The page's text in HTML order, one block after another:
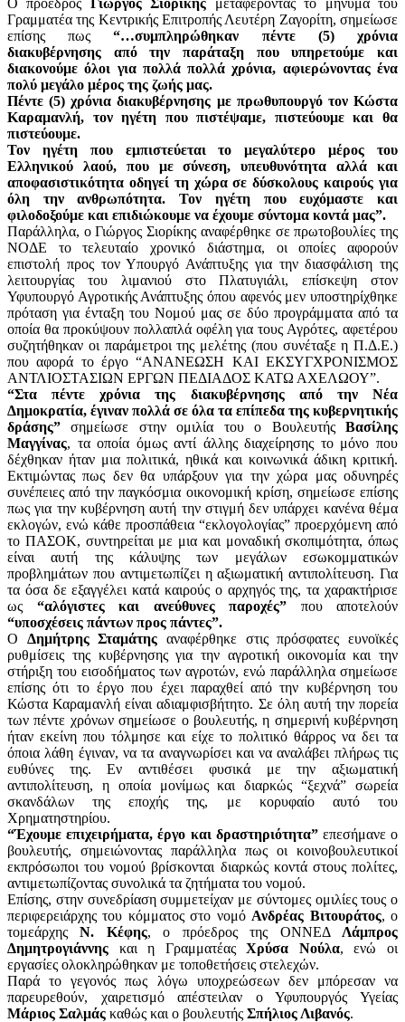
Γραμματέα της Κεντρικής Επιτροπής Λευτέρη Ζαγορίτη, σημείωσε
επίσης πως“…συμπληρώθηκαν πέντε (5) χρόνια
διακυβέρνησης από την παράταξη που υπηρετούμε και
διακονούμε όλοι για πολλά πολλά χρόνια, αφιερώνοντας ένα
πολύ μεγάλο μέρος της ζωής μας.
Πέντε (5) χρόνια διακυβέρνησης με πρωθυπουργό τον Κώστα
Καραμανλή, τον ηγέτη που πιστέψαμε, πιστεύουμε και θα
πιστεύουμε.
Τον ηγέτη που εμπιστεύεται το μεγαλύτερο μέρος του
Ελληνικού λαού, που με σύνεση, υπευθυνότητα αλλά και
αποφασιστικότητα οδηγεί τη χώρα σε δύσκολους καιρούς για
όλη την ανθρωπότητα. Τον ηγέτη που ευχόμαστε και
φιλοδοξούμε και επιδιώκουμε να έχουμε σύντομα κοντά μας”.
Παράλληλα, ο Γιώργος Σιορίκης αναφέρθηκε σε πρωτοβουλίες της
ΝΟΔΕ το τελευταίο χρονικό διάστημα, οι οποίες αφορούν
επιστολή προς τον Υπουργό Ανάπτυξης για την διασφάλιση της
λειτουργίας του λιμανιού στο Πλατυγιάλι, επίσκεψη στον
Υφυπουργό Αγροτικής Ανάπτυξης όπου αφενός μεν υποστηρίχθηκε
πρόταση για ένταξη του Νομού μας σε δύο προγράμματα από τα
οποία θα προκύψουν πολλαπλά οφέλη για τους Αγρότες, αφετέρου
συζητήθηκαν οι παράμετροι της μελέτης (που συνέταξε η Π.Δ.Ε.)
που αφορά το έργο “ΑΝΑΝΕΩΣΗ ΚΑΙ ΕΚΣΥΓΧΡΟΝΙΣΜΟΣ
ΑΝΤΛΙΟΣΤΑΣΙΩΝ ΕΡΓΩΝ ΠΕΔΙΑΔΟΣ ΚΑΤΩ ΑΧΕΛΩΟΥ”.
“Στα πέντε χρόνια της διακυβέρνησης από την Νέα
Δημοκρατία, έγιναν πολλά σε όλα τα επίπεδα της κυβερνητικής
δράσης” σημείωσε στην ομιλία του ο Βουλευτής Βασίλης
Μαγγίνας, τα οποία όμως αντί άλλης διαχείρησης το μόνο που
δέχθηκαν ήταν μια πολιτικά, ηθικά και κοινωνικά άδικη κριτική.
Εκτιμώντας πως δεν θα υπάρξουν για την χώρα μας οδυνηρές
συνέπειες από την παγκόσμια οικονομική κρίση, σημείωσε επίσης
πως για την κυβέρνηση αυτή την στιγμή δεν υπάρχει κανένα θέμα
εκλογών, ενώ κάθε προσπάθεια “εκλογολογίας” προερχόμενη από
το ΠΑΣΟΚ, συντηρείται με μια και μοναδική σκοπιμότητα, όπως
είναι αυτή της κάλυψης των μεγάλων εσωκομματικών
προβλημάτων που αντιμετωπίζει η αξιωματική αντιπολίτευση. Για
τα όσα δε εξαγγέλει κατά καιρούς ο αρχηγός της, τα χαρακτήρισε
ως “αλόγιστες και ανεύθυνες παροχές” που αποτελούν
“υποσχέσεις πάντων προς πάντες”.
Ο Δημήτρης Σταμάτης αναφέρθηκε στις πρόσφατες ευνοϊκές
ρυθμίσεις της κυβέρνησης για την αγροτική οικονομία και την
στήριξη του εισοδήματος των αγροτών, ενώ παράλληλα σημείωσε
επίσης ότι το έργο που έχει παραχθεί από την κυβέρνηση του
Κώστα Καραμανλή είναι αδιαμφισβήτητο. Σε όλη αυτή την πορεία
των πέντε χρόνων σημείωσε ο βουλευτής, η σημερινή κυβέρνηση
ήταν εκείνη που τόλμησε και είχε το πολιτικό θάρρος να δει τα
όποια λάθη έγιναν, να τα αναγνωρίσει και να αναλάβει πλήρως τις
ευθύνες της. Εν αντιθέσει φυσικά με την αξιωματική
αντιπολίτευση, η οποία μονίμως και διαρκώς “ξεχνά” σωρεία
σκανδάλων της εποχής της, με κορυφαίο αυτό του
Χρηματηστηρίου.
“Έχουμε επιχειρήματα, έργο και δραστηριότητα”επεσήμανε ο
βουλευτής, σημειώνοντας παράλληλα πως οι κοινοβουλευτικοί
εκπρόσωποι του νομού βρίσκονται διαρκώς κοντά στους πολίτες,
αντιμετωπίζοντας συνολικά τα ζητήματα του νομού.
Επίσης, στην συνεδρίαση συμμετείχαν με σύντομες ομιλίες τους ο
περιφερειάρχης του κόμματος στο νομό Ανδρέας Βιτουράτος, ο
τομεάρχηςΝ. Κέφης, ο πρόεδρος της ΟΝΝΕΔ Λάμπρος
Δημητρογιάννης και η ΓραμματέαςΧρύσα Νούλα, ενώ οι
εργασίες ολοκληρώθηκαν με τοποθετήσεις στελεχών.
Παρά το γεγονός πως λόγω υποχρεώσεων δεν μπόρεσαν να
παρευρεθούν, χαιρετισμό απέστειλαν ο Υφυπουργός Υγείας
Μάριος Σαλμάς καθώς και ο βουλευτής Σπήλιος Λιβανός.